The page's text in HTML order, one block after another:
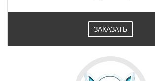
ЗАКАЗАТЬ